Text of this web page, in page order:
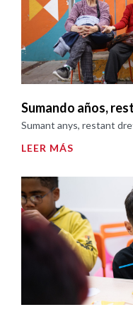
Sumando años,
Sumant anys, restant
LEER MÁS